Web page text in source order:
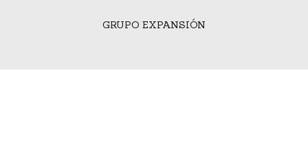
GRUPO EXPANSIÓN